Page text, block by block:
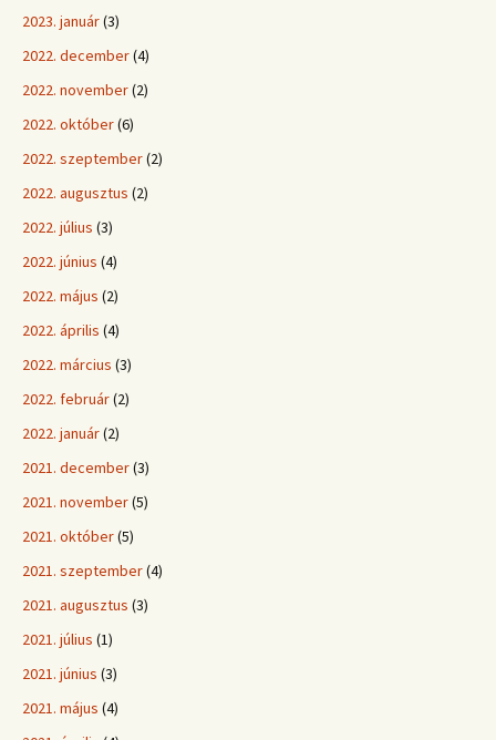
2023. január(3)
2022. december(4)
2022. november(2)
2022. október(6)
2022. szeptember(2)
2022. augusztus (2)
2022. július (3)
2022. június (4)
2022. május (2)
2022. április (4)
2022. március (3)
2022. február(2)
2022. január(2)
2021. december(3)
2021. november(5)
2021. október(5)
2021. szeptember(4)
2021. augusztus (3)
2021. július (1)
2021. június (3)
2021. május (4)